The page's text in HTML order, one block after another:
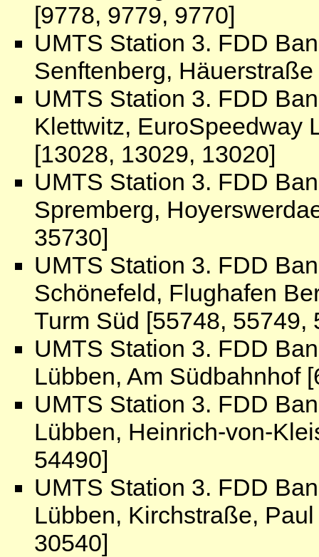
[9778, 9779, 9770]
UMTS Station 3. FDD
Senftenberg,
UMTS Station 3. FDD
Klettwitz, EuroSpeedway
[13028, 13029, 13020]
UMTS Station 3. FDD
Spremberg,
35730]
UMTS Station 3. FDD
Schönefeld, Flughafen
Turm Süd [55748, 55749,
UMTS Station 3. FDD
Lübben, Am Südbahnhof
UMTS Station 3. FDD
Lübben, Heinrich-von-
54490]
UMTS Station 3. FDD
Lübben, Kirchstraße,
30540]